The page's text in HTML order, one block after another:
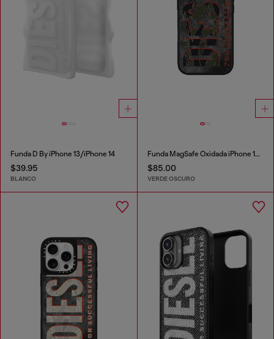
Funda D By iPhone 13/iPhone 14
$39.95
BLANCO
Funda MagSafe Oxidada iPhone 16 Pro
$85.00
VERDE OSCURO